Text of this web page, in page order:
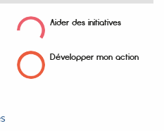
Aider des initiatives
Développer mon action